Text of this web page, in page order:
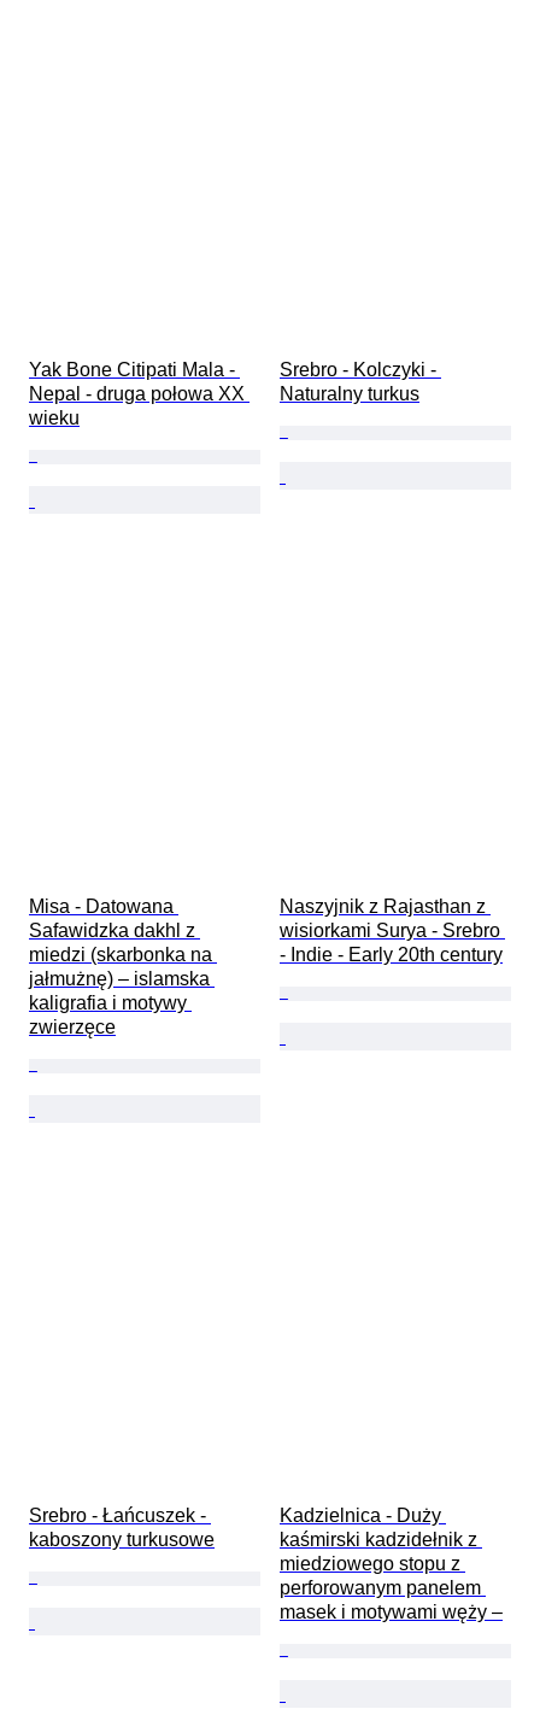
Yak Bone Citipati Mala -
Nepal - druga połowa XX
wieku
Srebro - Kolczyki -
Naturalny turkus
Misa - Datowana
Safawidzka dakhl z
miedzi (skarbonka na
jałmużnę) – islamska
kaligrafia i motywy
zwierzęce
Naszyjnik z Rajasthan z
wisiorkami Surya - Srebro
- Indie - Early 20th century
Srebro - Łańcuszek -
kaboszony turkusowe
Kadzielnica - Duży
kaśmirski kadzidełnik z
miedziowego stopu z
perforowanym panelem
masek i motywami węży –